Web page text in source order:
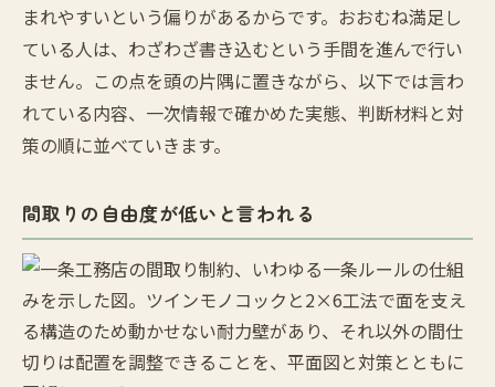
まれやすいという偏りがあるからです。おおむね満足し
ている人は、わざわざ書き込むという手間を進んで行い
ません。この点を頭の片隅に置きながら、以下では言わ
れている内容、一次情報で確かめた実態、判断材料と対
策の順に並べていきます。
間取りの自由度が低いと言われる